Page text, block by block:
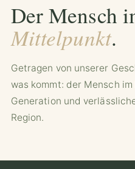
Der Mensch
Mittelpunkt.
Getragen von unserer
was kommt: der Mensch
Generation und
Region.